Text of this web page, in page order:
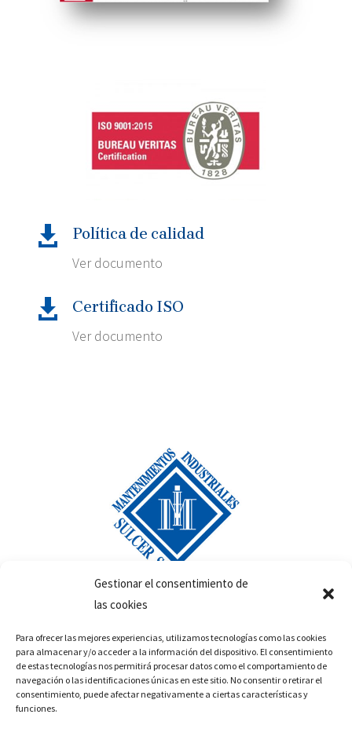
Gestionar el consentimiento de
las cookies
Para ofrecer las mejores experiencias, utilizamos tecnologías como las cookies
para almacenar y/o acceder a la información del dispositivo. El consentimiento
de estas tecnologías nos permitirá procesar datos como el comportamiento de
navegación o las identificaciones únicas en este sitio. No consentir o retirar el
consentimiento, puede afectar negativamente a ciertas características y
funciones.

Política de calidad
Ver documento

Certificado ISO
Ver documento
La empresa
Mantenimiento industrial
Estampación metálica